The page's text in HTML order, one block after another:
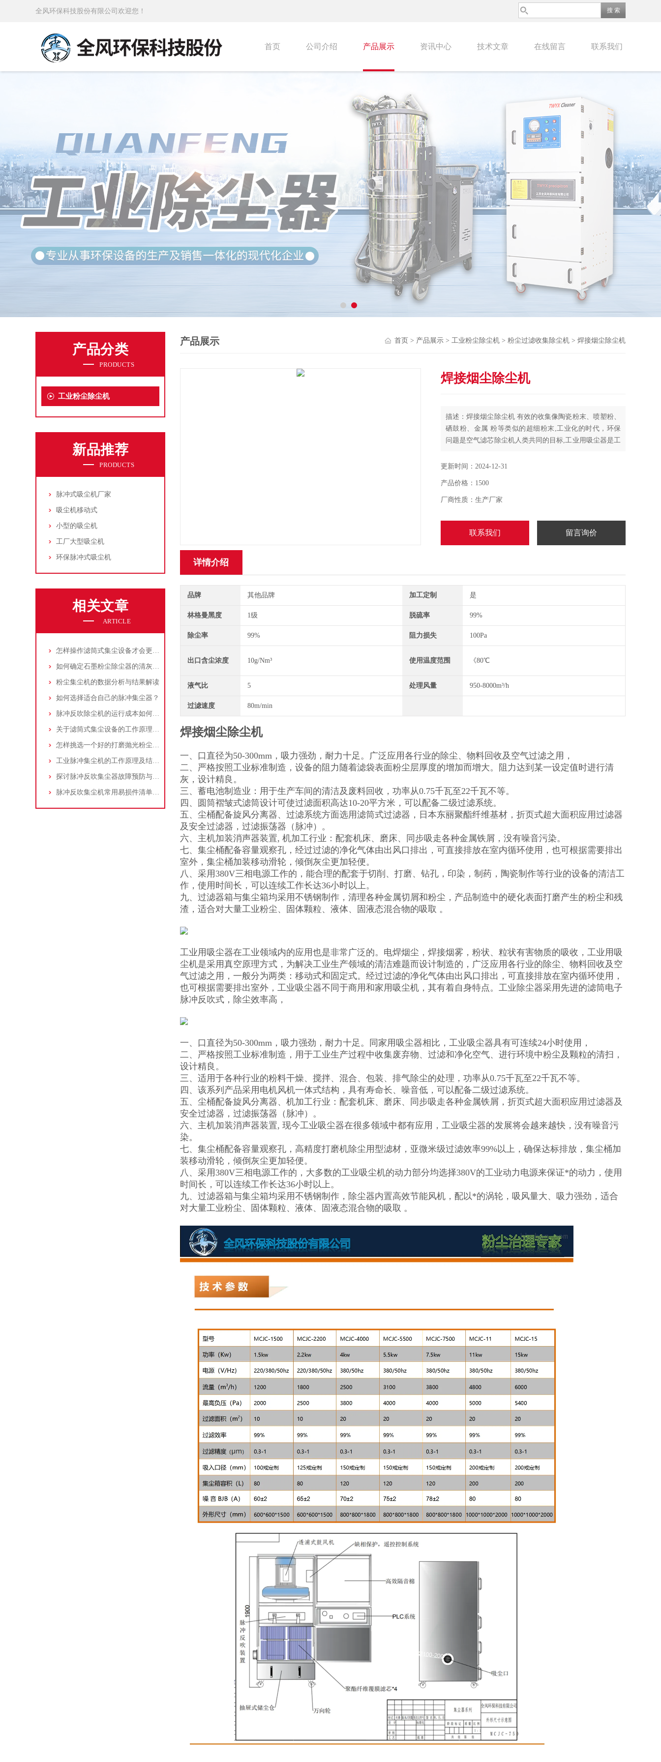
全风环保科技股份有限公司欢迎您！
首页 公司介绍 产品展示 资讯中心 技术文章 在线留言 联系我们
产品分类
PRODUCTS
工业粉尘除尘机
新品推荐
PRODUCTS
脉冲式吸尘机厂家
吸尘机移动式
小型的吸尘机
工厂大型吸尘机
环保脉冲式吸尘机
相关文章
ARTICLE
怎样操作滤筒式集尘设备才会更安全
如何确定石墨粉尘除尘器的清灰速度？
粉尘集尘机的数据分析与结果解读
如何选择适合自己的脉冲集尘器？
脉冲反吹除尘机的运行成本如何控制和优化？
关于滤筒式集尘设备的工作原理及特点说明
怎样挑选一个好的打磨抛光粉尘吸尘器
工业脉冲集尘机的工作原理及结构特点说明
探讨脉冲反吹集尘器故障预防与维护要点
脉冲反吹集尘机常用易损件清单与更换周期建议
产品展示 首页 > 产品展示 > 工业粉尘除尘机 > 粉尘过滤收集除尘机 > 焊接烟尘除尘机
焊接烟尘除尘机
描述：焊接烟尘除尘机 有效的收集像陶瓷粉末、喷塑粉、
硒鼓粉、金属 粉等类似的超细粉末,工业化的时代，环保
问题是空气滤芯除尘机人类共同的目标,工业用吸尘器是工
更新时间：2024-12-31
产品价格：1500
厂商性质：生产厂家
联系我们 留言询价
详情介绍
品牌 其他品牌 加工定制 是
林格曼黑度 1级 脱硫率 99%
除尘率 99% 阻力损失 100Pa
出口含尘浓度 10g/Nm³ 使用温度范围 《80℃
液气比 5 处理风量 950-8000m³/h
过滤速度 80m/min
焊接烟尘除尘机
一、口直径为50-300mm，吸力强劲，耐力十足。广泛应用各行业的除尘、物料回收及空气过滤之用，
二、严格按照工业标准制造，设备的阻力随着滤袋表面粉尘层厚度的增加而增大。阻力达到某一设定值时进行清
灰，设计精良。
三、蓄电池制造业：用于生产车间的清洁及废料回收，功率从0.75千瓦至22千瓦不等。
四、圆筒褶皱式滤筒设计可使过滤面积高达10-20平方米，可以配备二级过滤系统。
五、尘桶配备旋风分离器、过滤系统方面选用滤筒式过滤器，日本东丽聚酯纤维基材，折页式超大面积应用过滤器
及安全过滤器，过滤振荡器（脉冲）。
六、主机加装消声器装置, 机加工行业：配套机床、磨床、同步吸走各种金属铁屑，没有噪音污染。
七、集尘桶配备容量观察孔，经过过滤的净化气体由出风口排出，可直接排放在室内循环使用，也可根据需要排出
室外，集尘桶加装移动滑轮，倾倒灰尘更加轻便。
八、采用380V三相电源工作的，能合理的配套于切削、打磨、钻孔，印染，制药，陶瓷制作等行业的设备的清洁工
作，使用时间长，可以连续工作长达36小时以上。
九、过滤器箱与集尘箱均采用不锈钢制作，清理各种金属切屑和粉尘，产品制造中的硬化表面打磨产生的粉尘和残
渣，适合对大量工业粉尘、固体颗粒、液体、固液态混合物的吸取 。
工业用吸尘器在工业领域内的应用也是非常广泛的。电焊烟尘，焊接烟雾，粉状、粒状有害物质的吸收，工业用吸
尘机是采用真空原理方式，为解决工业生产领域的清洁难题而设计制造的，广泛应用各行业的除尘、物料回收及空
气过滤之用，一般分为两类：移动式和固定式。经过过滤的净化气体由出风口排出，可直接排放在室内循环使用，
也可根据需要排出室外，工业吸尘器不同于商用和家用吸尘机，其有着自身特点。工业除尘器采用先进的滤筒电子
脉冲反吹式，除尘效率高，
一、口直径为50-300mm，吸力强劲，耐力十足。同家用吸尘器相比，工业吸尘器具有可连续24小时使用，
二、严格按照工业标准制造，用于工业生产过程中收集废弃物、过滤和净化空气、进行环境中粉尘及颗粒的清扫，
设计精良。
三、适用于各种行业的粉料干燥、搅拌、混合、包装、排气除尘的处理，功率从0.75千瓦至22千瓦不等。
四、该系列产品采用电机风机一体式结构，具有寿命长、噪音低，可以配备二级过滤系统。
五、尘桶配备旋风分离器、机加工行业：配套机床、磨床、同步吸走各种金属铁屑，折页式超大面积应用过滤器及
安全过滤器，过滤振荡器（脉冲）。
六、主机加装消声器装置, 现今工业吸尘器在很多领域中都有应用，工业吸尘器的发展将会越来越快，没有噪音污
染。
七、集尘桶配备容量观察孔，高精度打磨机除尘用型滤材，亚微米级过滤效率99%以上，确保达标排放，集尘桶加
装移动滑轮，倾倒灰尘更加轻便。
八、采用380V三相电源工作的，大多数的工业吸尘机的动力部分均选择380V的工业动力电源来保证*的动力，使用
时间长，可以连续工作长达36小时以上。
九、过滤器箱与集尘箱均采用不锈钢制作，除尘器内置高效节能风机，配以*的涡轮，吸风量大、吸力强劲，适合
对大量工业粉尘、固体颗粒、液体、固液态混合物的吸取 。